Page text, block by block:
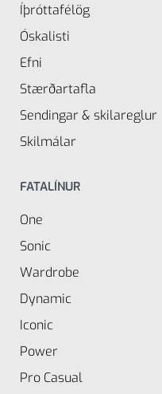
Íþróttafélög
Óskalisti
Efni
Stærðartafla
Sendingar & skilareglur
Skilmálar
FATALÍNUR
One
Sonic
Wardrobe
Dynamic
Iconic
Power
Pro Casual